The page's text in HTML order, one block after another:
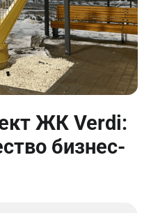
ЖК Verdi:
бизнес-